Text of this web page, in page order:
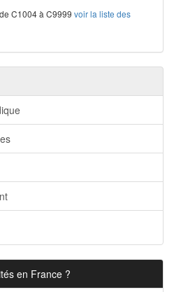
C1004 à C9999 voir la liste des
en France ?